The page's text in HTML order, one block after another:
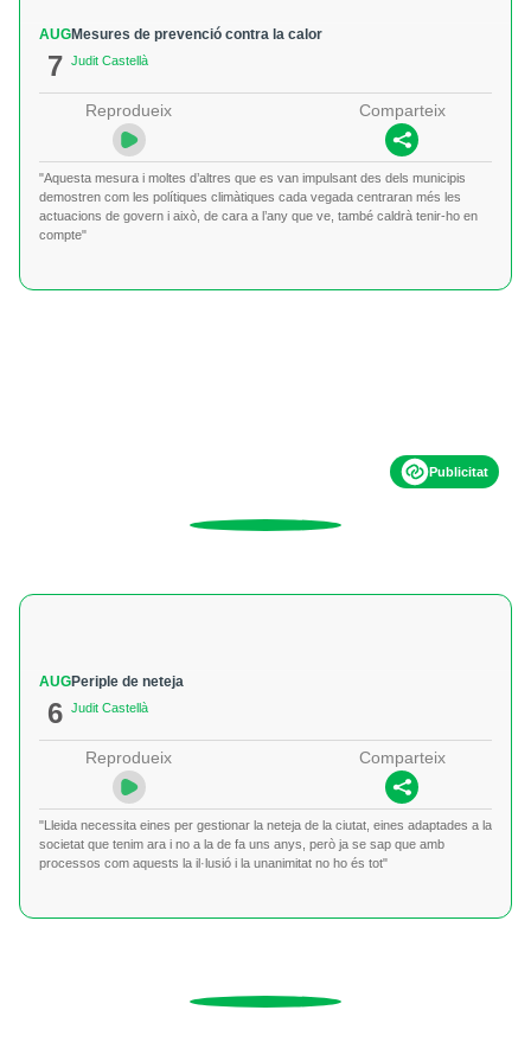
AUG
7
Mesures de prevenció contra la calor
Judit Castellà
Reprodueix Comparteix
"Aquesta mesura i moltes d’altres que es van impulsant des dels municipis
demostren com les polítiques climàtiques cada vegada centraran més les
actuacions de govern i això, de cara a l’any que ve, també caldrà tenir-ho en
compte"
Publicitat
AUG
6
Periple de neteja
Judit Castellà
Reprodueix Comparteix
"Lleida necessita eines per gestionar la neteja de la ciutat, eines adaptades a la
societat que tenim ara i no a la de fa uns anys, però ja se sap que amb
processos com aquests la il·lusió i la unanimitat no ho és tot"